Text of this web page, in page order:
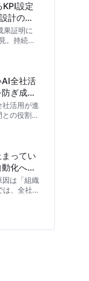
KPI設定
計の実
果証明に
。持続可
KPIポー
ち取るた
AI全社活
ぎ成果
り方
活用が進
の役割重
（推
ロードマ
ってい
化へ導
因は「組織
、全社的
「AI
務選定フ
点から解説